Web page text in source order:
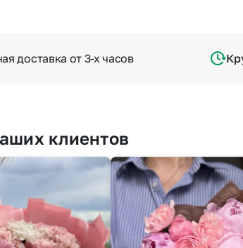
доставка от 3-х часов
клиентов